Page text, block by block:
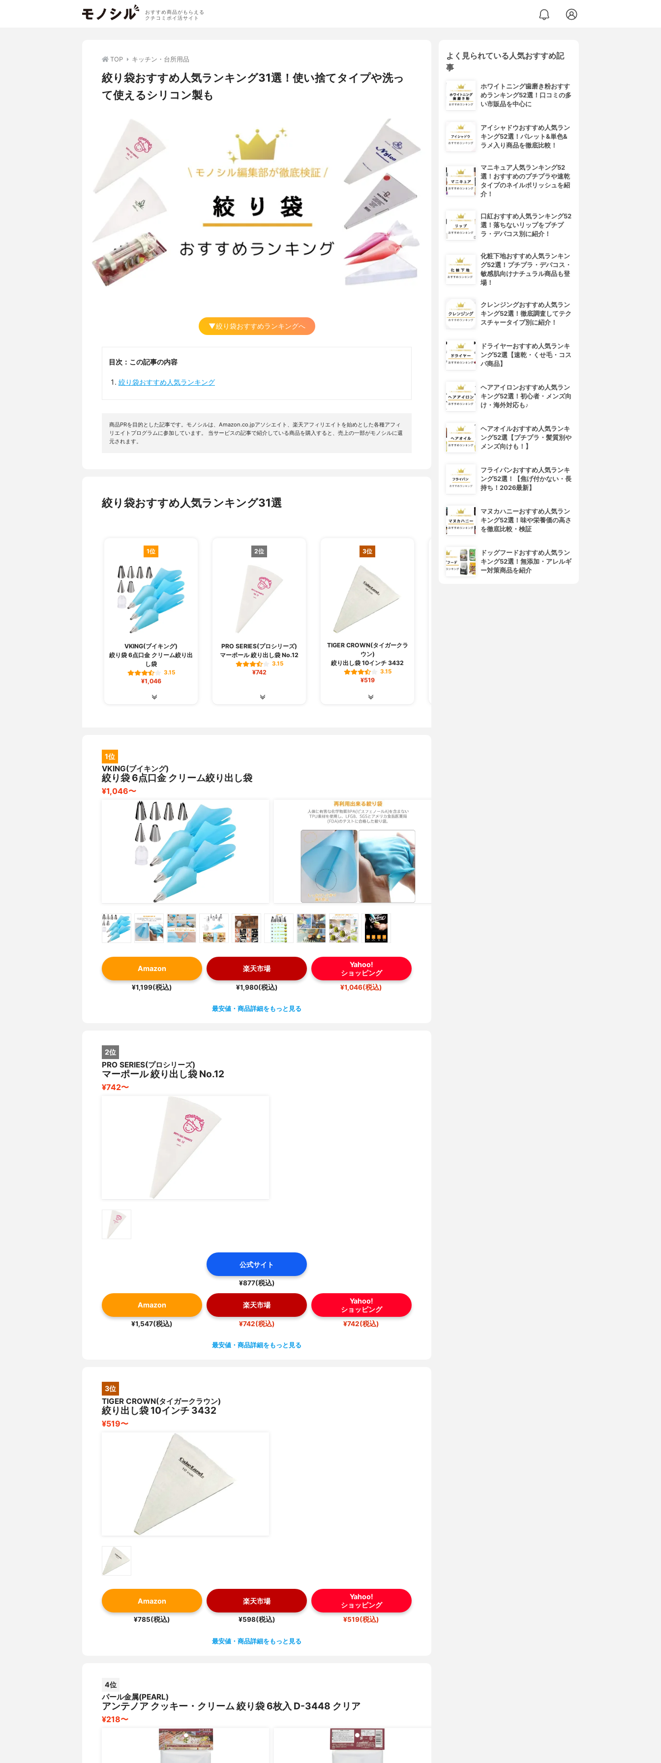
おすすめ商品がもらえる
クチコミポイ活サイト
TOP キッチン・台所用品
絞り袋おすすめ人気ランキング31選！使い捨てタイプや洗っ
て使えるシリコン製も
▼絞り袋おすすめランキングへ
目次：この記事の内容
絞り袋おすすめ人気ランキング
商品PRを目的とした記事です。モノシルは、Amazon.co.jpアソシエイト、楽天アフィリエイトを始めとした各種アフィ
リエイトプログラムに参加しています。 当サービスの記事で紹介している商品を購入すると、売上の一部がモノシルに還
元されます。
絞り袋おすすめ人気ランキング31選
1位
VKING(ブイキング)
絞り袋 6点口金 クリーム絞り出
し袋
3.15
¥1,046
2位
PRO SERIES(プロシリーズ)
マーポール 絞り出し袋 No.12
3.15
¥742
3位
TIGER CROWN(タイガークラ
ウン)
絞り出し袋 10インチ 3432
3.15
¥519
4位
1位
VKING(ブイキング)
絞り袋 6点口金 クリーム絞り出し袋
¥1,046〜
Amazon
¥1,199(税込)
楽天市場
¥1,980(税込)
Yahoo!
ショッピング
¥1,046(税込)
最安値・商品詳細をもっと見る
2位
PRO SERIES(プロシリーズ)
マーポール 絞り出し袋 No.12
¥742〜
公式サイト
¥877(税込)
Amazon
¥1,547(税込)
楽天市場
¥742(税込)
Yahoo!
ショッピング
¥742(税込)
最安値・商品詳細をもっと見る
3位
TIGER CROWN(タイガークラウン)
絞り出し袋 10インチ 3432
¥519〜
Amazon
¥785(税込)
楽天市場
¥598(税込)
Yahoo!
ショッピング
¥519(税込)
最安値・商品詳細をもっと見る
4位
パール金属(PEARL)
アンテノア クッキー・クリーム 絞り袋 6枚入 D-3448 クリア
¥218〜
よく見られている人気おすすめ記
事
ホワイトニング歯磨き粉おすす
めランキング52選！口コミの多
い市販品を中心に
アイシャドウおすすめ人気ラン
キング52選！パレット&単色&
ラメ入り商品を徹底比較！
マニキュア人気ランキング52
選！おすすめのプチプラや速乾
タイプのネイルポリッシュを紹
介！
口紅おすすめ人気ランキング52
選！落ちないリップをプチプ
ラ・デパコス別に紹介！
化粧下地おすすめ人気ランキン
グ52選！プチプラ・デパコス・
敏感肌向けナチュラル商品も登
場！
クレンジングおすすめ人気ラン
キング52選！徹底調査してテク
スチャータイプ別に紹介！
ドライヤーおすすめ人気ランキ
ング52選【速乾・くせ毛・コス
パ商品】
ヘアアイロンおすすめ人気ラン
キング52選！初心者・メンズ向
け・海外対応も♪
ヘアオイルおすすめ人気ランキ
ング52選【プチプラ・髪質別や
メンズ向けも！】
フライパンおすすめ人気ランキ
ング52選！【焦げ付かない・長
持ち！2026最新】
マヌカハニーおすすめ人気ラン
キング52選！味や栄養価の高さ
を徹底比較・検証
ドッグフードおすすめ人気ラン
キング52選！無添加・アレルギ
ー対策商品を紹介